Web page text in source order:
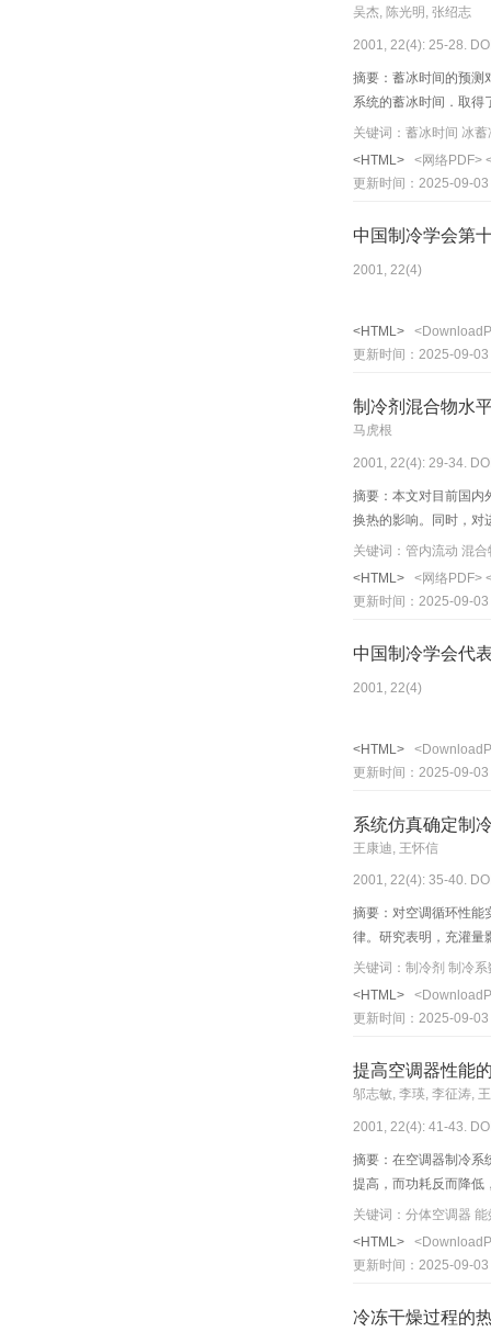
吴杰, 陈光明, 张绍志
2001, 22(4): 25-28.
摘要：蓄冰时间的预测
系统的蓄冰时间．取得
<HTML>
<网络PDF>
更新时间：2025-09-03
中国制冷学会第
2001, 22(4)
<HTML>
更新时间：2025-09-03
制冷剂混合物水
马虎根
2001, 22(4): 29-34.
摘要：本文对目前国内
换热的影响。同时，对
<HTML>
<网络PDF>
更新时间：2025-09-03
中国制冷学会代
2001, 22(4)
<HTML>
更新时间：2025-09-03
系统仿真确定制
王康迪, 王怀信
2001, 22(4): 35-40.
摘要：对空调循环性能
律。研究表明，充灌量
<HTML>
更新时间：2025-09-03
提高空调器性能
邬志敏, 李瑛, 李征涛,
2001, 22(4): 41-43.
摘要：在空调器制冷系
提高，而功耗反而降低
<HTML>
更新时间：2025-09-03
冷冻干燥过程的